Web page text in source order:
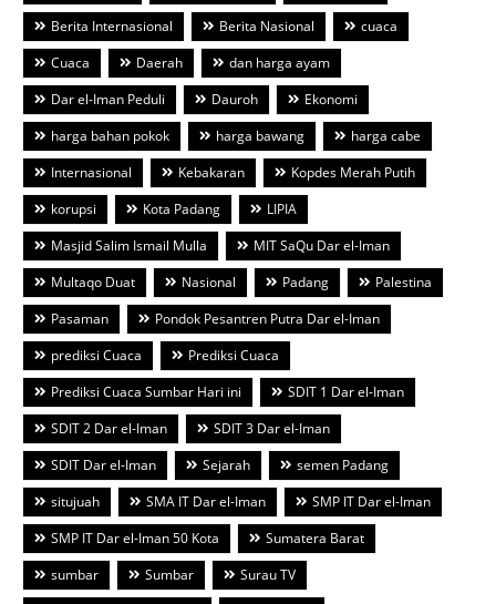
Berita Internasional
Berita Nasional
cuaca
Cuaca
Daerah
dan harga ayam
Dar el-Iman Peduli
Dauroh
Ekonomi
harga bahan pokok
harga bawang
harga cabe
Internasional
Kebakaran
Kopdes Merah Putih
korupsi
Kota Padang
LIPIA
Masjid Salim Ismail Mulla
MIT SaQu Dar el-Iman
Multaqo Duat
Nasional Padang
Palestina
Pasaman
Pondok Pesantren Putra Dar el-Iman
prediksi Cuaca
Prediksi Cuaca
Prediksi Cuaca Sumbar Hari ini
SDIT 1 Dar el-Iman
SDIT 2 Dar el-Iman
SDIT 3 Dar el-Iman
SDIT Dar el-Iman
Sejarah
semen Padang
situjuah
SMA IT Dar el-Iman
SMP IT Dar el-Iman
SMP IT Dar el-Iman 50 Kota
Sumatera Barat
sumbar
Sumbar
Surau TV